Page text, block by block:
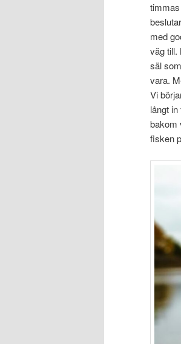
med
väg till.
säl
vara.
Vi
långt
bakom
fisken